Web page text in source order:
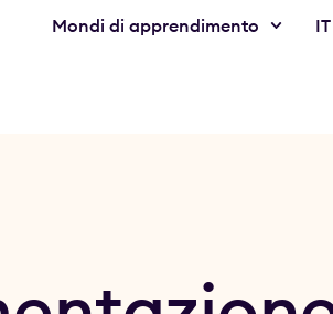
Mondi di apprendimento IT